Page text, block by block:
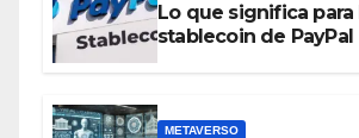
Lo que significa para
stablecoin de PayPal
METAVERSO